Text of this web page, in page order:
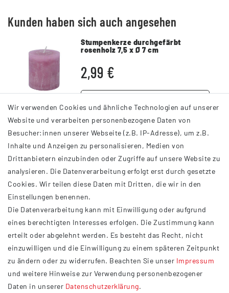
Kunden haben sich auch angesehen
Stumpenkerze durchgefärbt
rosenholz 7,5 x Ø 7 cm
2,99 €
INFORMATIONEN
AGB
Impressum
Datenschutzerklärung
Widerrufsrecht
Barrierefreiheit
Service
Wir verwenden Cookies und ähnliche Technologien auf unserer
Website und verarbeiten personenbezogene Daten von
Besucher:innen unserer Webseite (z.B. IP-Adresse), um z.B.
Inhalte und Anzeigen zu personalisieren, Medien von
Drittanbietern einzubinden oder Zugriffe auf unsere Website zu
analysieren. Die Datenverarbeitung erfolgt erst durch gesetzte
Cookies. Wir teilen diese Daten mit Dritten, die wir in den
Einstellungen benennen.
Die Datenverarbeitung kann mit Einwilligung oder aufgrund
eines berechtigten Interesses erfolgen. Die Zustimmung kann
erteilt oder abgelehnt werden. Es besteht das Recht, nicht
einzuwilligen und die Einwilligung zu einem späteren Zeitpunkt
zu ändern oder zu widerrufen. Beachten Sie unser Impressum
und weitere Hinweise zur Verwendung personenbezogener
Daten in unserer Daten­schutz­erklärung.